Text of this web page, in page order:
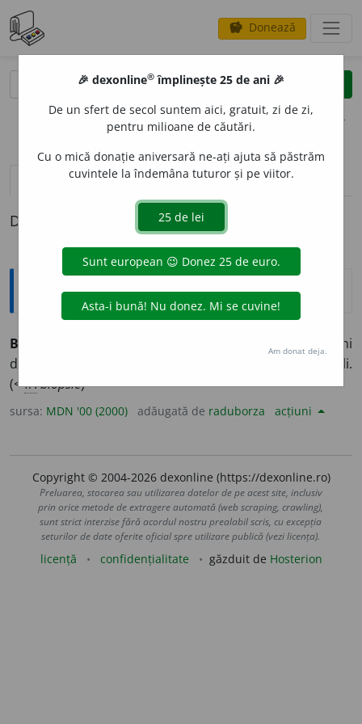
savings Donează
clear
opțiuni
definiții (1) pronunțievolume_up (12)
Definiția cu ID-ul 452006:
Explicative DEX
BIOPS
examinare la microscop a unei porțiuni
dintr-un țesut sau organ, în scopul identificării unei boli.
(<fr.biopsie)
sursa: MDN '00 (2000) adăugată de raduborza acțiuni
Copyright © 2004-2026 dexonline (https://dexonline.ro)
Preluarea, stocarea sau utilizarea datelor de pe acest site, inclusiv
prin orice metode de extragere automată (web scraping, crawling),
sunt strict interzise fără acordul nostru prealabil scris, cu excepția
seturilor de date oferite oficial spre utilizare publică (vezi licența).
licență confidențialitate găzduit de Hosterion
🎉 dexonline® împlinește 25 de ani 🎉
De un sfert de secol suntem aici, gratuit, zi de zi,
pentru milioane de căutări.
Cu o mică donație aniversară ne-ați ajuta să păstrăm
cuvintele la îndemâna tuturor și pe viitor.
Am donat deja.